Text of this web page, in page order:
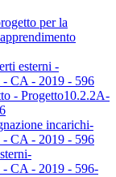
per la
esterni -
CA - 2019 - 596
- Progetto10.2.2A-
incarichi-
CA - 2019 - 596
CA - 2019 - 596-